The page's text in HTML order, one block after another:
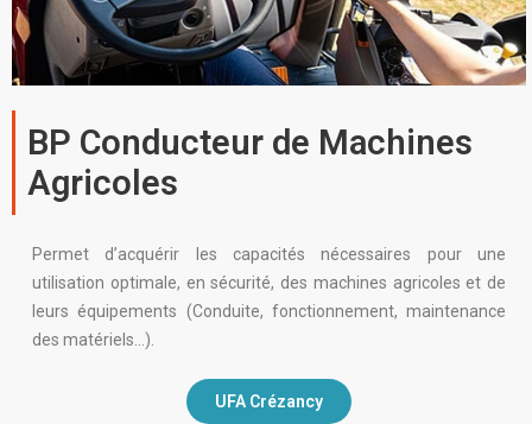
BP Conducteur de Machines
Agricoles
Permet d’acquérir les capacités nécessaires pour une
utilisation optimale, en sécurité, des machines agricoles et de
leurs équipements (Conduite, fonctionnement, maintenance
des matériels…).
UFA Crézancy